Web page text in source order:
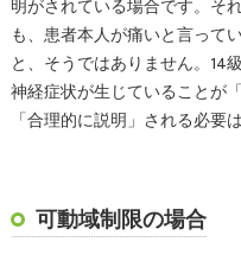
明がされている場合です。そ
も、患者本人が痛いと言って
と、そうではありません。14
神経症状が生じていることが
「合理的に説明」される必要
可動域制限の場合